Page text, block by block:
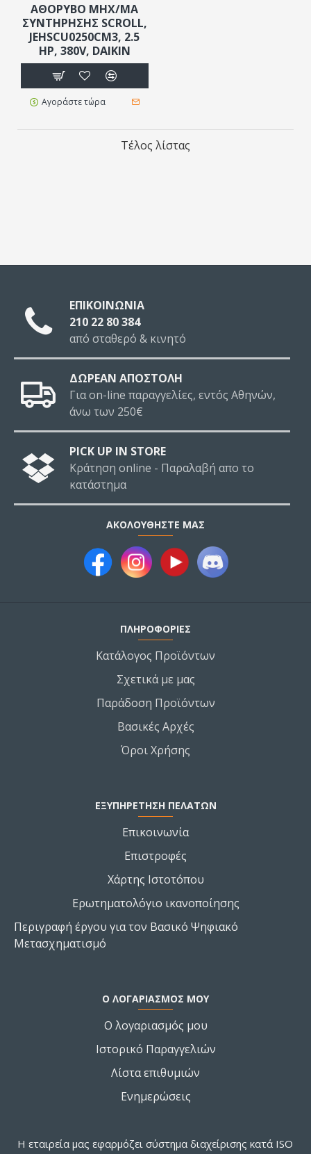
ΑΘΟΡΥΒΟ ΜΗΧ/ΜΑ
ΣΥΝΤΗΡΗΣΗΣ SCROLL,
JEHSCU0250CM3, 2.5
ΗΡ, 380V, DAIKIN
Αγοράστε τώρα
Τέλος λίστας
ΕΠΙΚΟΙΝΩΝΙΑ
210 22 80 384
από σταθερό & κινητό
ΔΩΡΕΑΝ ΑΠΟΣΤΟΛΗ
Για on-line παραγγελίες, εντός Αθηνών,
άνω των 250€
PICK UP IN STORE
Κράτηση online - Παραλαβή απο το
κατάστημα
ΑΚΟΛΟΥΘΉΣΤΕ ΜΑΣ
ΠΛΗΡΟΦΟΡΙΕΣ
Κατάλογος Προϊόντων
Σχετικά με μας
Παράδοση Προϊόντων
Βασικές Αρχές
Όροι Χρήσης
ΕΞΥΠΗΡΕΤΗΣΗ ΠΕΛΑΤΩΝ
Επικοινωνία
Επιστροφές
Χάρτης Ιστοτόπου
Ερωτηματολόγιο ικανοποίησης
Περιγραφή έργου για τον Βασικό Ψηφιακό
Μετασχηματισμό
Ο ΛΟΓΑΡΙΑΣΜΌΣ ΜΟΥ
Ο λογαριασμός μου
Ιστορικό Παραγγελιών
Λίστα επιθυμιών
Ενημερώσεις
Η εταιρεία μας εφαρμόζει σύστημα διαχείρισης κατά ISO